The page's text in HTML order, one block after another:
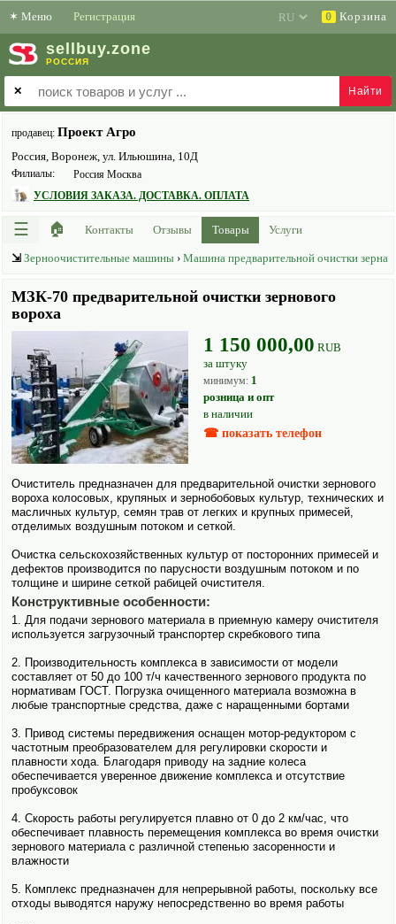
✶ Меню Регистрация 0 Корзина
sell buy.zone
РОССИЯ
✕
продавец: Проект Агро
Россия, Воронеж, ул. Ильюшина, 10Д
Филиалы:
Россия Москва
УСЛОВИЯ ЗАКАЗА. ДОСТАВКА. ОПЛАТА
☰ 🏠 Контакты Отзывы Товары Услуги
⇲ Зерноочистительные машины › Машина предварительной очистки зерна
МЗК-70 предварительной очистки зернового
вороха
1 150 000,00 RUB
за штуку
минимум: 1
розница и опт
в наличии
☎ показать телефон
Очиститель предназна­чен для предварительной очистки зерно­вого
вороха колосовых, крупяных и зерно­бобовых культур, технических и
масличных культур, семян трав от легких и крупных примесей,
отделимых воздушным потоком и сеткой.
Очистка сельско­хозяйственных культур от посторонних примесей и
дефектов производится по парусности воздушным потоком и по
толщине и ширине сеткой рабицей очистителя.
Конструктивные особенности:
1. Для подачи зерно­вого материала в приемную камеру очистителя
исполь­зуется загрузо­чный транспортер скребкового типа
2. Производительность комплекса в зависимости от модели
составляет от 50 до 100 т/ч качественного зерно­вого продукта по
нормативам ГОСТ. Погрузка очищенного материала возможна в
любые транспортные средства, даже с наращенными бортами
3. Привод системы передвижения оснащен мотор-редуктором с
частотным преобразователем для регулировки скорости и
плавности хода. Благодаря приводу на задние колеса
обеспечивается уверенное движение комплекса и отсутствие
пробуксовок
4. Скорость работы регулируется плавно от 0 до 2 км/час, что
обеспечивает плавность перемещения комплекса во время очистки
зерно­вого материала с различной степенью засоренности и
влажности
5. Комплекс предназна­чен для непрерывной работы, поскольку все
отходы выводятся наружу непосредственно во время работы